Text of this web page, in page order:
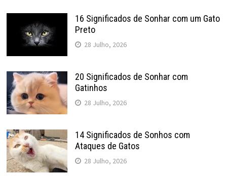
16 Significados de Sonhar com um Gato
Preto
28 Julho, 2026
20 Significados de Sonhar com
Gatinhos
28 Julho, 2026
14 Significados de Sonhos com
Ataques de Gatos
28 Julho, 2026